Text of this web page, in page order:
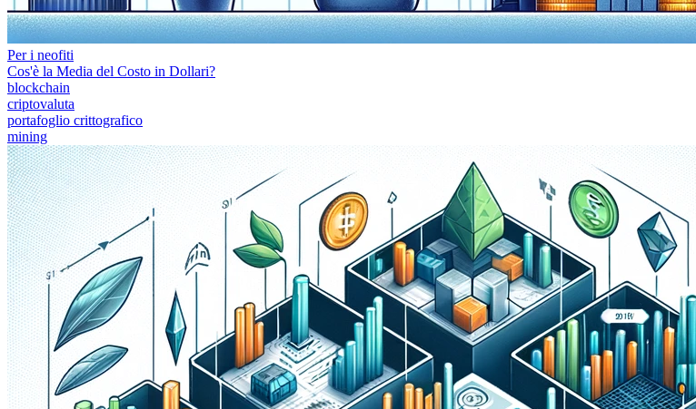
Per i neofiti
Cos'è la Media del Costo in Dollari?
blockchain
criptovaluta
portafoglio crittografico
mining